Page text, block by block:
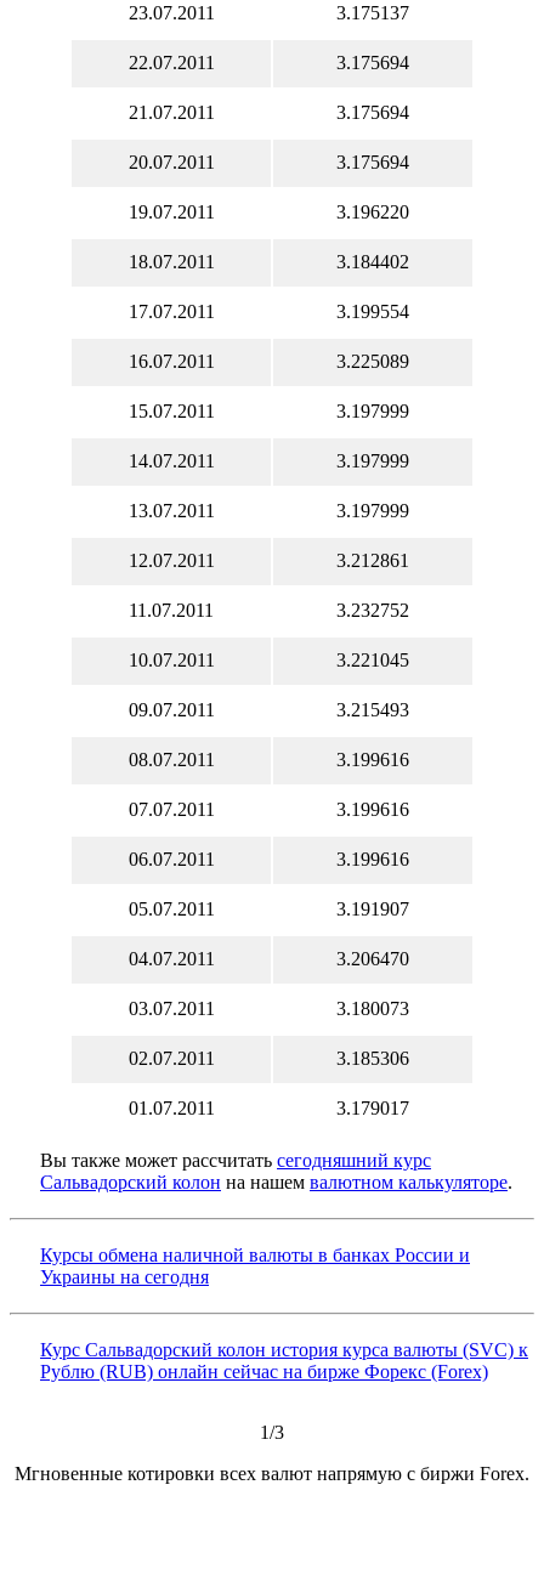
23.07.2011 3.175137
22.07.2011 3.175694
21.07.2011 3.175694
20.07.2011 3.175694
19.07.2011 3.196220
18.07.2011 3.184402
17.07.2011 3.199554
16.07.2011 3.225089
15.07.2011 3.197999
14.07.2011 3.197999
13.07.2011 3.197999
12.07.2011 3.212861
11.07.2011 3.232752
10.07.2011 3.221045
09.07.2011 3.215493
08.07.2011 3.199616
07.07.2011 3.199616
06.07.2011 3.199616
05.07.2011 3.191907
04.07.2011 3.206470
03.07.2011 3.180073
02.07.2011 3.185306
01.07.2011 3.179017
Вы также может рассчитать сегодняшний курс
Сальвадорский колон на нашем валютном калькуляторе.
Курсы обмена наличной валюты в банках России и
Украины на сегодня
Курс Сальвадорский колон история курса валюты (SVC) к
Рублю (RUB) онлайн сейчас на бирже Форекс (Forex)
1/3
Мгновенные котировки всех валют напрямую с биржи Forex.